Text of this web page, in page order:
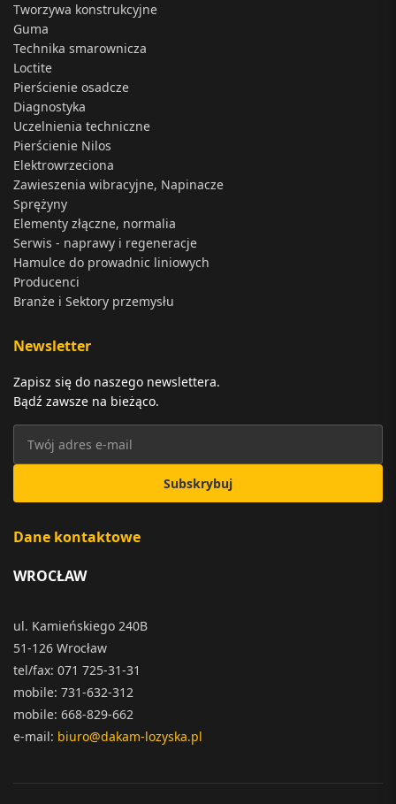
Tworzywa konstrukcyjne
Guma
Technika smarownicza
Loctite
Pierścienie osadcze
Diagnostyka
Uczelnienia techniczne
Pierścienie Nilos
Elektrowrzeciona
Zawieszenia wibracyjne, Napinacze
Sprężyny
Elementy złączne, normalia
Serwis - naprawy i regeneracje
Hamulce do prowadnic liniowych
Producenci
Branże i Sektory przemysłu
Newsletter
Zapisz się do naszego newslettera.
Bądź zawsze na bieżąco.
Subskrybuj
Dane kontaktowe
WROCŁAW
ul. Kamieńskiego 240B
51-126 Wrocław
tel/fax: 071 725-31-31
mobile: 731-632-312
mobile: 668-829-662
e-mail: biuro@dakam-lozyska.pl